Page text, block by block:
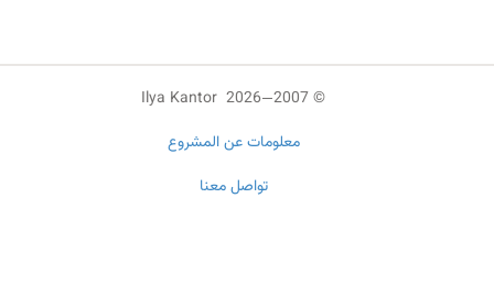
© 2007—2026 Ilya Kantor
معلومات عن المشروع
تواصل معنا